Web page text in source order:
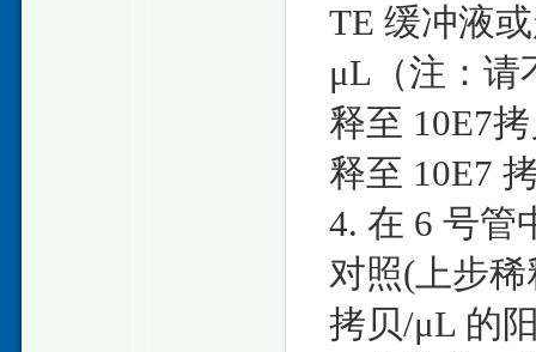
TE 缓冲液
μL（注：请
释至 10E7
释至 10E7
4. 在 6 号管
对照(上步稀
拷贝/μL 的